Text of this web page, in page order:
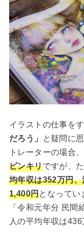
イラストの仕事を
だろう」
と疑問に
トレーターの場合、
ピンキリですが、
均年収は352万円
1,400円となって
「令和元年分 民間
人の平均年収は436